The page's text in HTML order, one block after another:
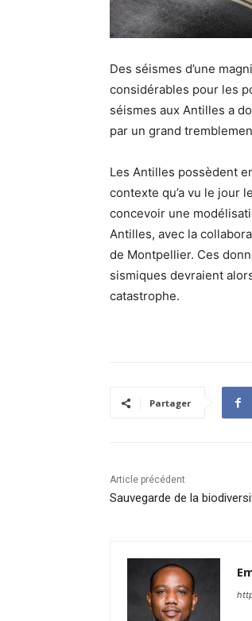
Des séismes d’une
considérables pour les
séismes aux Antilles a
par un grand
Les Antilles possèdent
contexte qu’a vu le jour
concevoir une
Antilles, avec la
de Montpellier. Ces
sismiques devraient
catastrophe.
Partager
Article précédent
Sauvegarde de la